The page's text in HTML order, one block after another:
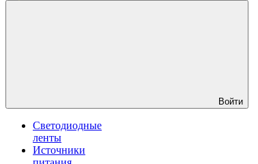
Войти
Светодиодные
ленты
Источники